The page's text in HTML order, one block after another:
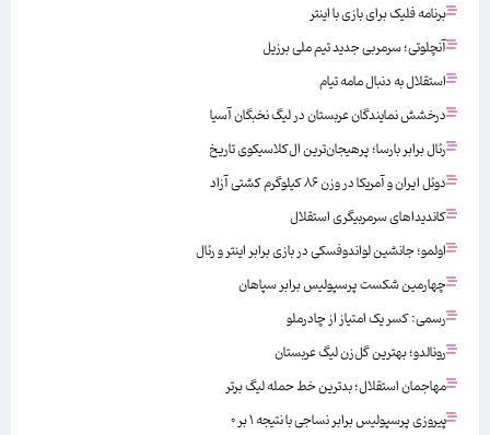
برنامه فلیک برای بازی با اینتر
آنچلوتی؛ سرمربی جدید تیم ملی برزیل
استقلال به دنبال مامه تیام
درخشش نمایندگان عربستان در لیگ نخبگان آسیا
رئال برابر بارسا؛ پرهیجان‌‌ترین ال‌کلاسیکوی تاریخ
دوئل ایران و آمریکا در وزن ۸۶ کیلوگرم کشتی آزاد
کاندیداهای سرمربیگری استقلال
اولمو؛ جانشین لواندوفسکی در بازی برابر اینتر و رئال
چهارمین شکست پرسپولیس برابر سپاهان
رسمی: کسر یک امتیاز از چادرملو
رونالدو؛ بهترین گل‌زن لیگ عربستان
مهاجمان استقلال؛ بدترین خط حمله لیگ برتر
پیروزی پرسپولیس برابر نساجی با نتیجه ۱ بر ۰